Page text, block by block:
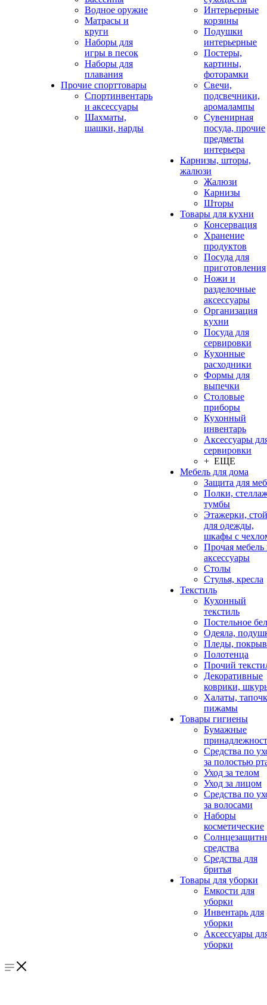
Водное оружие
Матрасы и
круги
Наборы для
игры в песок
Наборы для
плавания
Прочие спорттовары
Спортинвентарь
и аксессуары
Шахматы,
шашки, нарды
Интерьерные
корзины
Подушки
интерьерные
Постеры,
картины,
фоторамки
Свечи,
подсвечники,
аромалампы
Сувенирная
посуда, прочие
предметы
интерьера
Карнизы, шторы,
жалюзи
Жалюзи
Карнизы
Шторы
Товары для кухни
Консервация
Хранение
продуктов
Посуда для
приготовления
Ножи и
разделочные
аксессуары
Организация
кухни
Посуда для
сервировки
Кухонные
расходники
Формы для
выпечки
Столовые
приборы
Кухонный
инвентарь
Аксессуары
сервировки
+ ЕЩЕ
Мебель для дома
Защита для
Полки,
тумбы
Этажерки,
для одежды,
шкафы с
Прочая мебель
аксессуары
Столы
Стулья, кресла
Текстиль
Кухонный
текстиль
Постельное
Одеяла,
Пледы,
Полотенца
Прочий
Декоративные
коврики,
Халаты,
пижамы
Товары гигиены
Бумажные
Средства по
за полостью
Уход за телом
Уход за лицом
Средства по
за волосами
Наборы
косметические
средства
Средства для
бритья
Товары для уборки
Емкости для
уборки
Инвентарь для
уборки
Аксессуары
уборки